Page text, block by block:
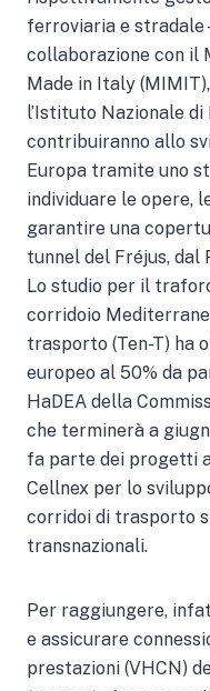
ferroviaria e stradale
collaborazione con il
Made in Italy
l’Istituto Nazionale
contribuiranno allo
Europa tramite uno
individuare le opere,
garantire una
tunnel del Fréjus,
Lo studio per il
corridoio
trasporto (Ten-T) ha
europeo al 50% da
HaDEA della
che terminerà a
fa parte dei progetti
Cellnex per lo
corridoi di trasporto
transnazionali.
Per raggiungere,
e assicurare
prestazioni (VHCN)